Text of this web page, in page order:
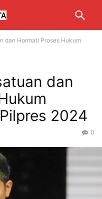
dan Hormati Proses Hukum
dan
2024
0